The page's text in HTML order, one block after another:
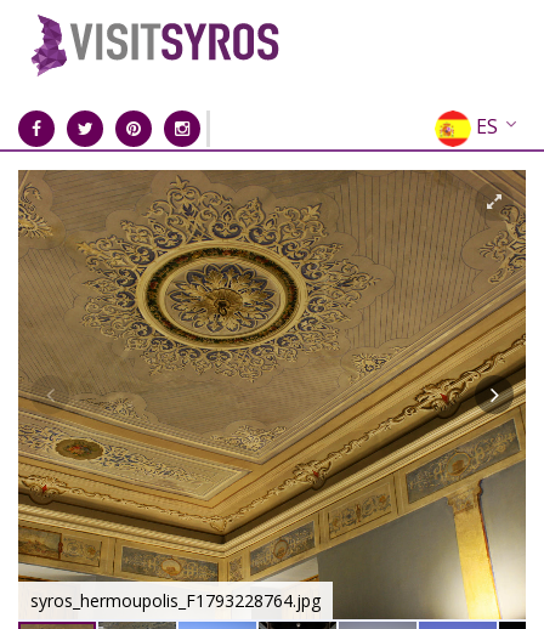
ES
EN
EL
FR
DE
IT
RU
CN
syros_hermoupolis_F1793228764.jpg